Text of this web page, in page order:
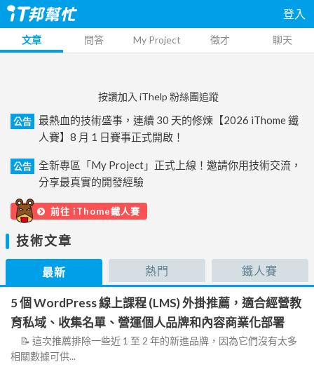
登入
文章 問答 My Project 徵才 聊天
按讚加入 iThelp 粉絲團追蹤
公告
最熱血的技術盛事，連續 30 天的修煉【2026 iThome 鐵
人賽】8 月 1 日賽事正式開啟！
公告
全新專區「My Project」正式上線！邀請你用技術交流，
分享最真實的開發經驗
前往 iThome鐵人賽
技術文章
最新 熱門 鐵人賽
5 個 WordPress 線上課程 (LMS) 外掛推薦，適合經營教
育私域、收集名單、營運個人品牌和內容商業化部署
📝 這次推薦排除一些近 1 至 2 年的新進品牌，因為它們沒有太多
相關數據可供...